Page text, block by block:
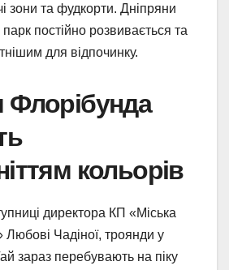
зони та фудкорти. Дніпряни
постійно розвивається та
для відпочинку.
Флорібунда
кольорів
директора КП «Міська
Любові Чадіної, троянди у
зараз перебувають на піку